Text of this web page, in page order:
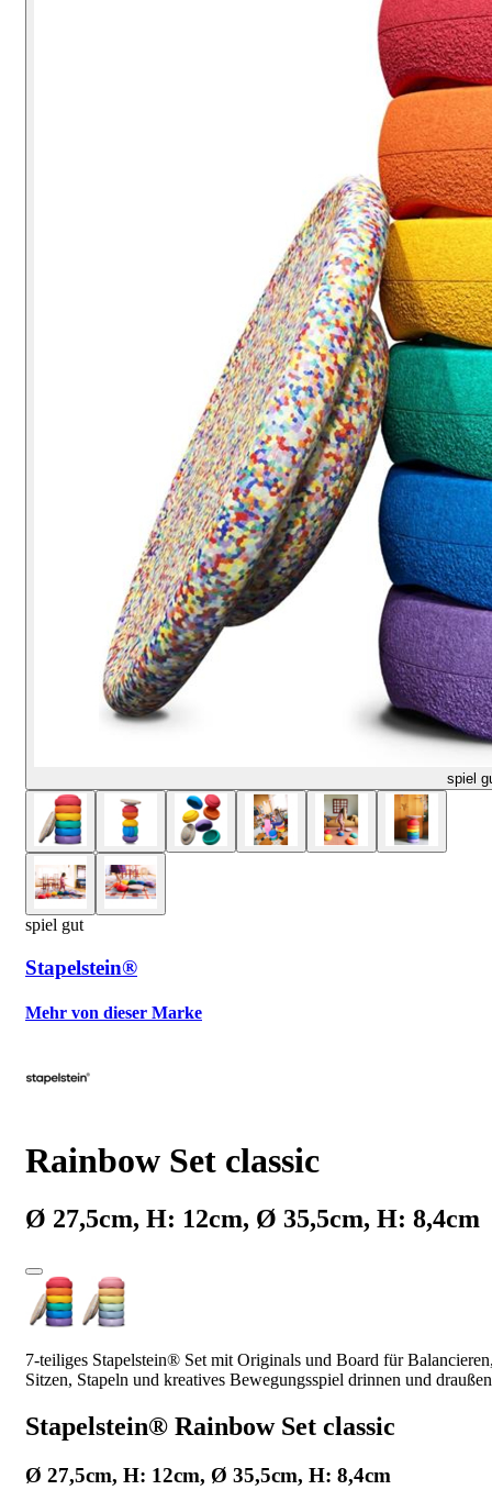
spiel
spiel gut
Stapelstein®
Mehr von dieser Marke
Rainbow Set classic
Ø 27,5cm, H: 12cm, Ø 35,5cm, H: 8,4cm
7-teiliges Stapelstein® Set mit Originals und Board für
Sitzen, Stapeln und kreatives Bewegungsspiel drinnen und
Stapelstein® Rainbow Set classic
Ø 27,5cm, H: 12cm, Ø 35,5cm, H: 8,4cm